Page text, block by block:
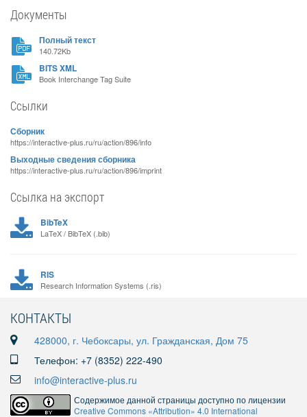
Документы
Полный текст
140.72Kb
BITS XML
Book Interchange Tag Suite
Ссылки
Сборник
https://interactive-plus.ru/ru/action/896/info
Выходные сведения сборника
https://interactive-plus.ru/ru/action/896/imprint
Ссылка на экспорт
BibTeX
LaTeX / BibTeX (.bib)
RIS
Research Information Systems (.ris)
КОНТАКТЫ
428000, г. Чебоксары, ул. Гражданская, Дом 75
Телефон: +7 (8352) 222-490
info@interactive-plus.ru
Содержимое данной страницы доступно по лицензии
Creative Commons «Attribution» 4.0 International